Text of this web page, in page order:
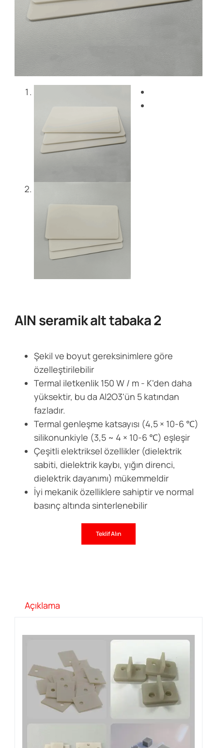
AlN seramik alt tabaka 2
Şekil ve boyut gereksinimlere göre
özelleştirilebilir
Termal iletkenlik 150 W / m - K'den daha
yüksektir, bu da Al2O3'ün 5 katından
fazladır.
Termal genleşme katsayısı (4,5 × 10-6 ℃)
silikonunkiyle (3,5 ~ 4 × 10-6 ℃) eşleşir
Çeşitli elektriksel özellikler (dielektrik
sabiti, dielektrik kaybı, yığın direnci,
dielektrik dayanımı) mükemmeldir
İyi mekanik özelliklere sahiptir ve normal
basınç altında sinterlenebilir
Teklif Alın
Açıklama